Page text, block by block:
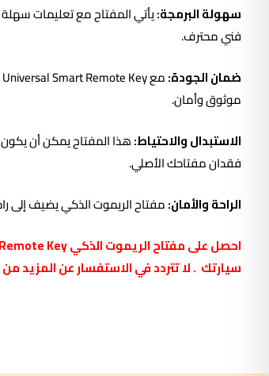
سهولة البرمجة:يأتي المفتاح مع تعليمات
فني محترف.
ضمان الجودة:مع Autel
موثوق وأمان.
الاستبدال والاحتياط:هذا المفتاح يمكن أن يكون
فقدان مفتاحك الأصلي.
الراحة والأمان:مفتاح الريموت الذكي يضيف إلى
سيارتك . لا تتردد في الاستفسار عن المزيد